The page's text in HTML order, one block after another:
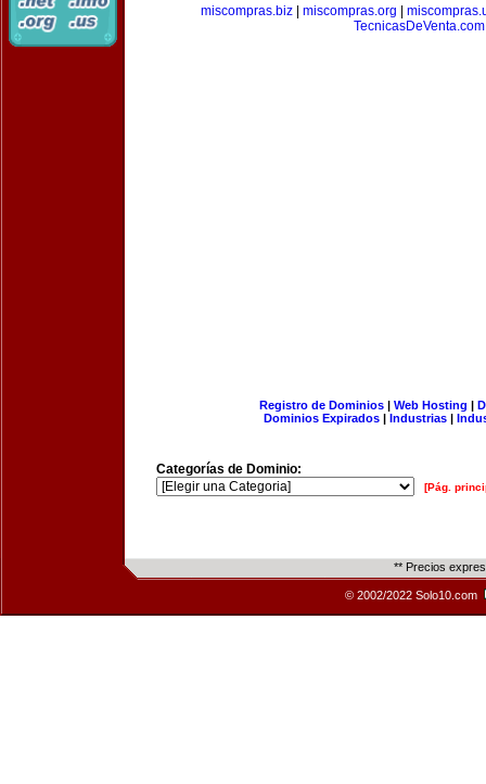
miscompras.biz| miscompras.org
TecnicasDeVenta.com
Registro de Dominios| Web Hosting |
Dominios Expirados | Industrias |
Categorías de Dominio:
[Pág.
** Precios
© 2002/2022 Solo10.com